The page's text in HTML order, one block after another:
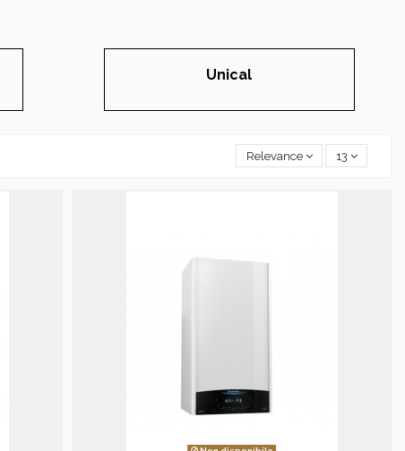
Unical
Relevance 13